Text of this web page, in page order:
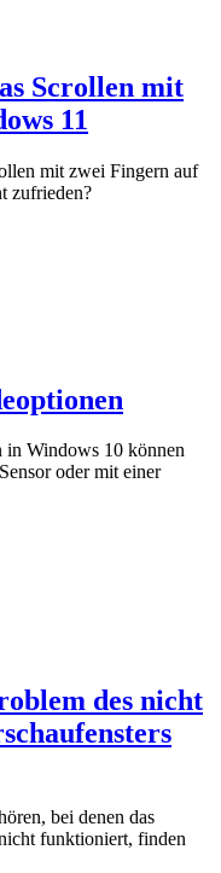
Scrollen mit
11
mit zwei Fingern auf
zufrieden?
in Windows 10 können
oder mit einer
des nicht
bei denen das
funktioniert, finden